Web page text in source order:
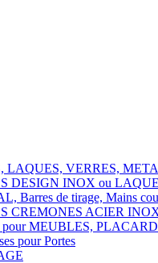
LAQUES, VERRES,
DESIGN INOX ou
Barres de tirage, Mains
CREMONES ACIER
MEUBLES,
pour Portes